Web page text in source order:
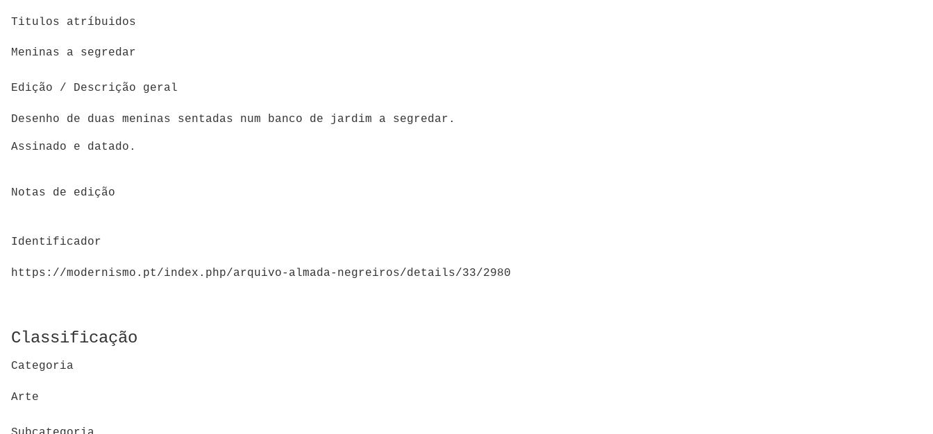
Titulos atríbuidos
Meninas a segredar
Edição / Descrição geral
Desenho de duas meninas sentadas num banco de jardim a segredar.
Assinado e datado.
Notas de edição
Identificador
https://modernismo.pt/index.php/arquivo-almada-negreiros/details/33/2980
Classificação
Categoria
Arte